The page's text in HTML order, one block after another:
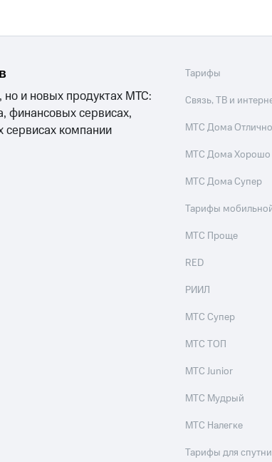
но и новых продуктах МТС:
финансовых сервисах,
сервисах компании
Тарифы
Связь, ТВ и
МТС Дома Отлично
МТС Дома Хорошо
МТС Дома Супер
Тарифы
МТС Проще
RED
РИИЛ
МТС Супер
МТС ТОП
МТС Junior
МТС Мудрый
МТС Налегке
Тарифы для